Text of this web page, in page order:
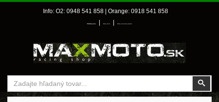
Info: O2: 0948 541 858 | Orange: 0918 541 858
Prihlásenie Môj účet Môj zoznam prianí